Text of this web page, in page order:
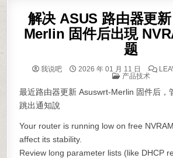
解决 ASUS 路由器更
Merlin 固件后出現
题
我说吧 2026 年 01 月 11 日
POSTED IN
产品技术
最近路由器更新 Asuswrt-Merlin 固件后，
跳出通知說
Your router is running low on free
affect its stability.
Review long parameter lists (like DHCP